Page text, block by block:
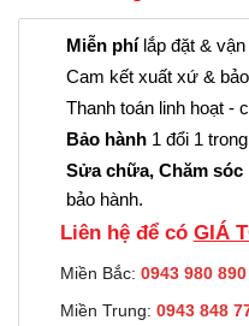
Miễn phílắp đặt & vận
Cam kết xuất xứ &
Thanh toán linh hoạt -
Bảo hành 1 đổi 1
Sửa chữa, Chăm sóc
bảo hành.
Liên hệ để có GIÁ
Miền Bắc: 0943 980 890
Miền Trung: 0943 848